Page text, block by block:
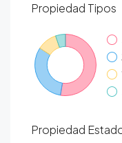
Propiedad Tipos
Propiedad